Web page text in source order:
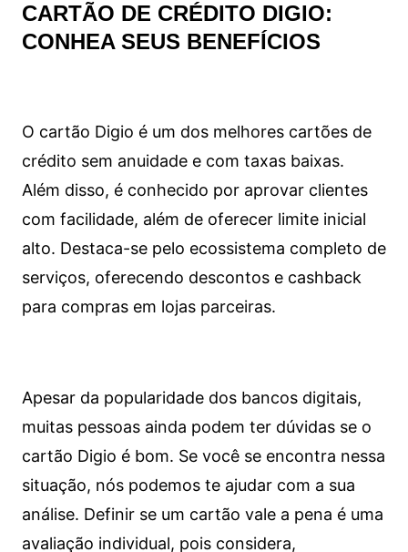
CARTÃO DE CRÉDITO DIGIO:
CONHEA SEUS BENEFÍCIOS
O cartão Digio é um dos melhores cartões de
crédito sem anuidade e com taxas baixas.
Além disso, é conhecido por aprovar clientes
com facilidade, além de oferecer limite inicial
alto. Destaca-se pelo ecossistema completo de
serviços, oferecendo descontos e cashback
para compras em lojas parceiras.
Apesar da popularidade dos bancos digitais,
muitas pessoas ainda podem ter dúvidas se o
cartão Digio é bom. Se você se encontra nessa
situação, nós podemos te ajudar com a sua
análise. Definir se um cartão vale a pena é uma
avaliação individual, pois considera,